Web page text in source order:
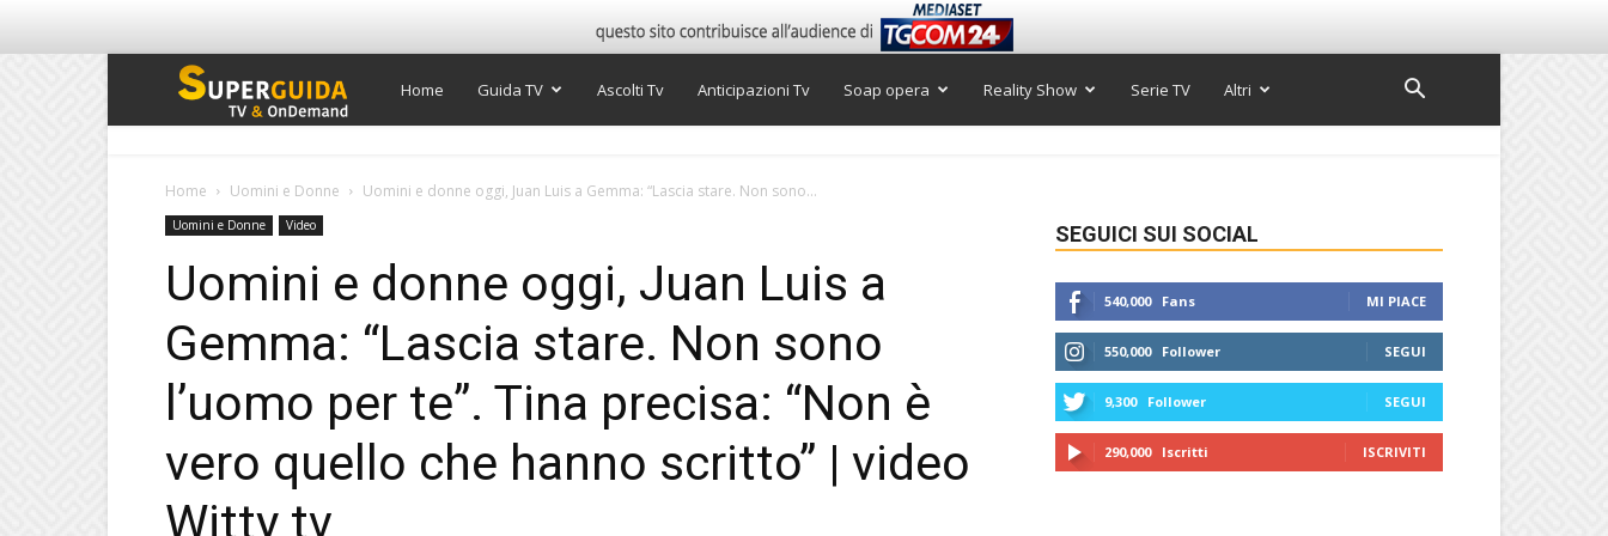
Super
Home Guida TV Ascolti Tv Anticipazioni Tv Soap opera Reality Show Serie TV Altri
Home Uomini e Donne Uomini e donne oggi, Juan Luis a Gemma: “Lascia stare. Non sono...
Uomini e Donne Video
Uomini e donne oggi, Juan Luis a
Gemma: “Lascia stare. Non sono
l’uomo per te”. Tina precisa: “Non è
vero quello che hanno scritto” | video
Witty tv
SEGUICI SUI SOCIAL
540,000 Fans MI PIACE
550,000 Follower SEGUI
9,300 Follower SEGUI
290,000 Iscritti ISCRIVITI